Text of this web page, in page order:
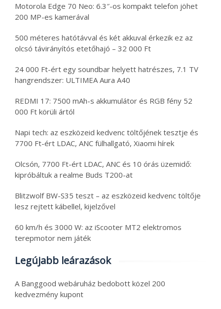
Motorola Edge 70 Neo: 6.3″-os kompakt telefon jöhet
200 MP-es kamerával
500 méteres hatótávval és két akkuval érkezik ez az
olcsó távirányítós etetőhajó – 32 000 Ft
24 000 Ft-ért egy soundbar helyett hatrészes, 7.1 TV
hangrendszer: ULTIMEA Aura A40
REDMI 17: 7500 mAh-s akkumulátor és RGB fény 52
000 Ft körüli ártól
Napi tech: az eszközeid kedvenc töltőjének tesztje és
7700 Ft-ért LDAC, ANC fülhallgató, Xiaomi hírek
Olcsón, 7700 Ft-ért LDAC, ANC és 10 órás üzemidő:
kipróbáltuk a realme Buds T200-at
Blitzwolf BW-S35 teszt – az eszközeid kedvenc töltője
lesz rejtett kábellel, kijelzővel
60 km/h és 3000 W: az iScooter MT2 elektromos
terepmotor nem játék
Legújabb leárazások
A Banggood webáruház bedobott közel 200
kedvezmény kupont